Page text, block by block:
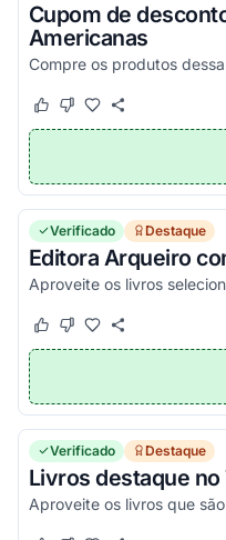
Cupom de
Americanas
Compre os produtos
Este cupom funcionou
Este cupom não
Verificado Destaque
Editora Arqueiro
Este cupom funcionou
Este cupom não
Verificado Destaque
Livros destaque no